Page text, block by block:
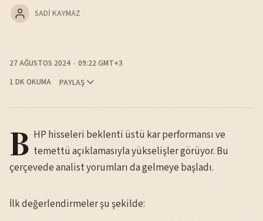
SADI KAYMAZ
27 AĞUSTOS 2024
09:22 GMT+3
1 DK OKUMA
PAYLAŞ
B HP hisseleri beklenti üstü kar performansı ve
temettü açıklamasıyla yükselişler görüyor. Bu
çerçevede analist yorumları da gelmeye başladı.
İlk değerlendirmeler şu şekilde: